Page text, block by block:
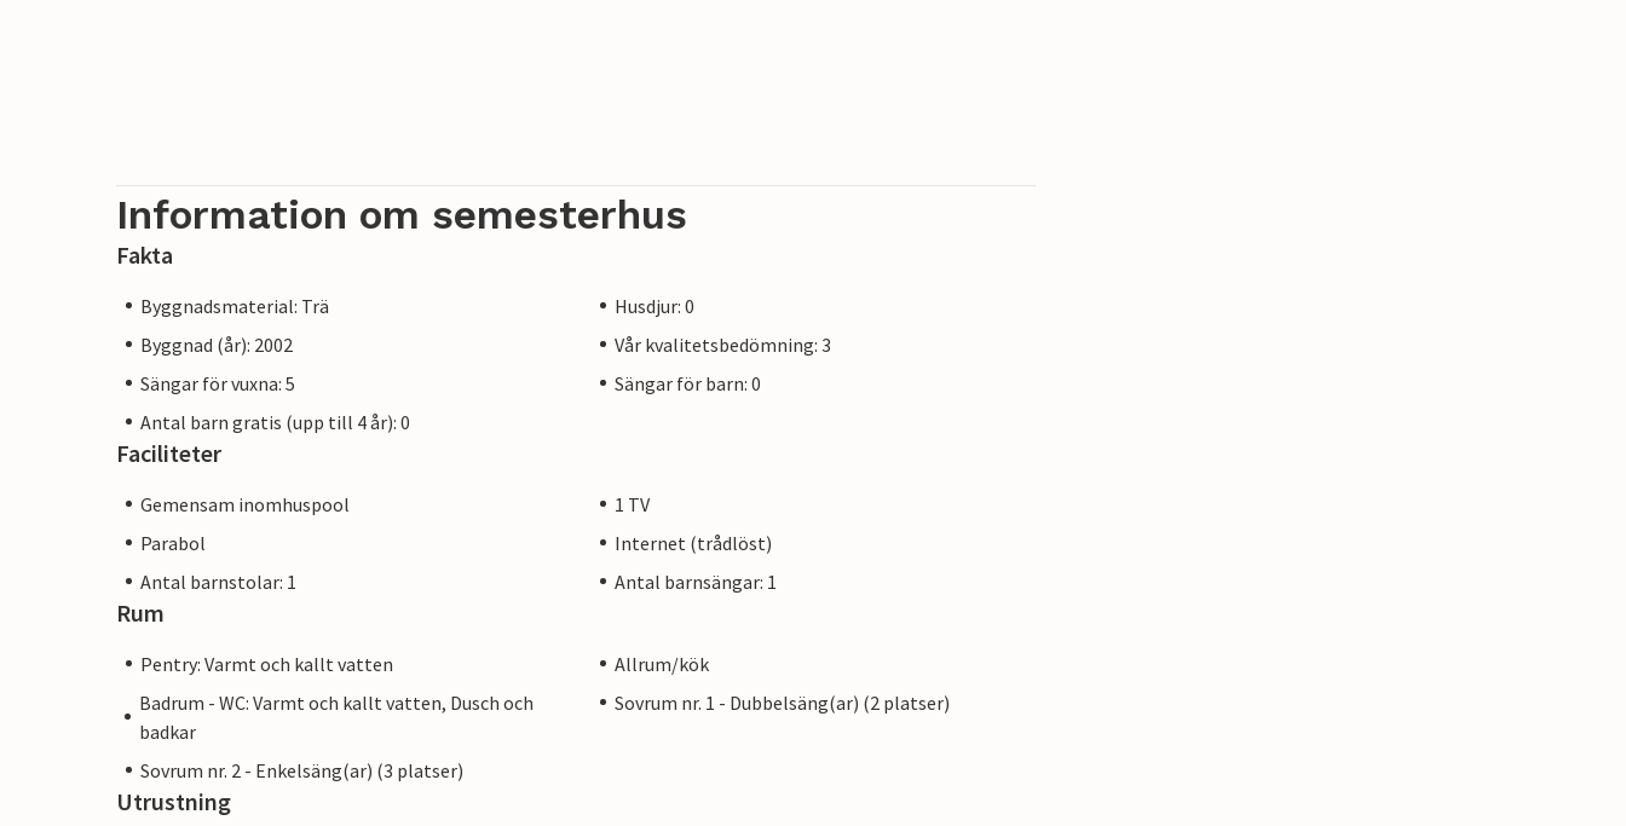
Information om semesterhus
Fakta
Byggnadsmaterial: Trä
Husdjur: 0
Byggnad (år): 2002
Vår kvalitetsbedömning: 3
Sängar för vuxna: 5
Sängar för barn: 0
Antal barn gratis (upp till 4 år): 0
Faciliteter
Gemensam inomhuspool
1 TV
Parabol
Internet (trådlöst)
Antal barnstolar: 1
Antal barnsängar: 1
Rum
Pentry: Varmt och kallt vatten
Allrum/kök
Badrum - WC: Varmt och kallt vatten, Dusch och
badkar
Sovrum nr. 1 - Dubbelsäng(ar) (2 platser)
Sovrum nr. 2 - Enkelsäng(ar) (3 platser)
Utrustning